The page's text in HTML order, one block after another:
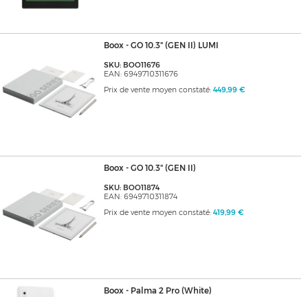
Boox - GO 10.3" (GEN II) LUMI
SKU: BOO11676
EAN: 6949710311676
Prix de vente moyen constaté: 449,99 €
Boox - GO 10.3" (GEN II)
SKU: BOO11874
EAN: 6949710311874
Prix de vente moyen constaté: 419,99 €
Boox - Palma 2 Pro (White)